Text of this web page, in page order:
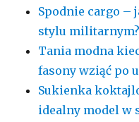
Spodnie cargo –
stylu militarnym?
Tania modna
fasony wziąć po
Sukienka
idealny model w